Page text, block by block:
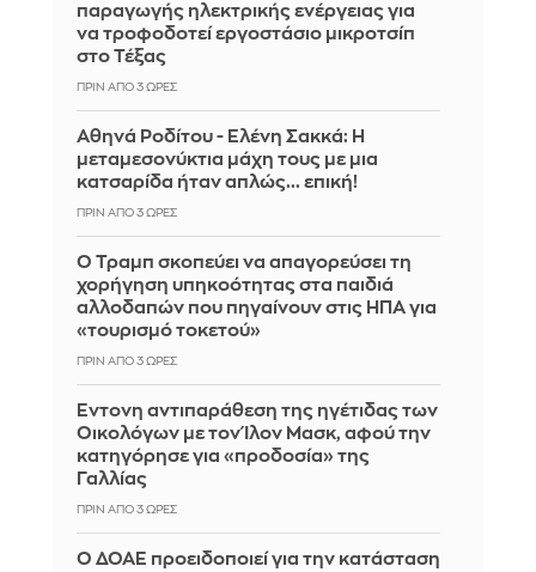
παραγωγής ηλεκτρικής ενέργειας για
να τροφοδοτεί εργοστάσιο μικροτσίπ
στο Τέξας
ΠΡΙΝ ΑΠΌ 3 ΏΡΕΣ
Αθηνά Ροδίτου - Ελένη Σακκά: Η
μεταμεσονύκτια μάχη τους με μια
κατσαρίδα ήταν απλώς... επική!
ΠΡΙΝ ΑΠΌ 3 ΏΡΕΣ
Ο Τραμπ σκοπεύει να απαγορεύσει τη
χορήγηση υπηκοότητας στα παιδιά
αλλοδαπών που πηγαίνουν στις ΗΠΑ για
«τουρισμό τοκετού»
ΠΡΙΝ ΑΠΌ 3 ΏΡΕΣ
Έντονη αντιπαράθεση της ηγέτιδας των
Οικολόγων με τον Ίλον Μασκ, αφού την
κατηγόρησε για «προδοσία» της
Γαλλίας
ΠΡΙΝ ΑΠΌ 3 ΏΡΕΣ
Ο ΔΟΑΕ προειδοποιεί για την κατάσταση